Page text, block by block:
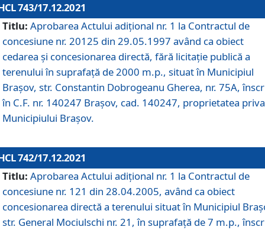
743/17.12.2021
Titlu: Aprobarea Actului adiţional nr. 1 la Contractul de
concesiune nr. 20125 din 29.05.1997 având ca obiect
cedarea și concesionarea directă, fără licitație publică a
terenului în suprafață de 2000 m.p., situat în Municipiul
Brașov, str. Constantin Dobrogeanu Gherea, nr. 75A,
în C.F. nr. 140247 Brașov, cad. 140247, proprietatea
Municipiului Brașov.
742/17.12.2021
Titlu: Aprobarea Actului adiţional nr. 1 la Contractul de
concesiune nr. 121 din 28.04.2005, având ca obiect
concesionarea directă a terenului situat în Municipiul
str. General Mociulschi nr. 21, în suprafață de 7 m.p.,